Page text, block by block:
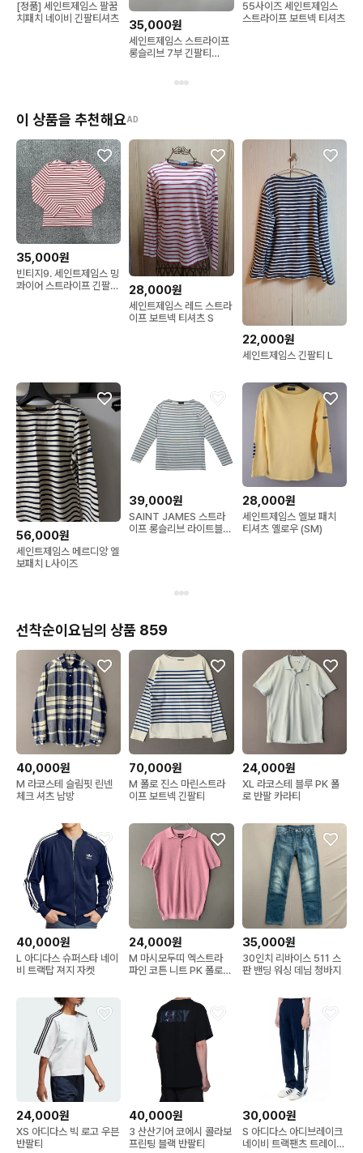
[정품] 세인트제임스 팔꿈
치패치 네이비 긴팔티셔츠
35,000원
세인트제임스 스트라이프
롱슬리브 7부 긴팔티
55사이즈 세인트제임스
스트라이프 보트넥 티셔츠
이 상품을 추천해요AD
35,000원
빈티지9. 세인트제임스 밍
콰이어 스트라이프 긴팔
28,000원
세인트제임스 레드 스트라
이프 보트넥 티셔츠 S
22,000원
세인트제임스 긴팔티 L
56,000원
세인트제임스 메르디앙 엘
보패치 L사이즈
39,000원
SAINT JAMES 스트라
이프 롱슬리브 라이트블루
28,000원
세인트제임스 엘보 패치
티셔츠 옐로우 (SM)
선착순이요님의 상품 859
40,000원
M 라코스테 슬림핏 린넨
체크 셔츠 남방
70,000원
M 폴로 진스 마린스트라
이프 보트넥 긴팔티
24,000원
XL 라코스테 블루 PK 폴
로 반팔 카라티
40,000원
L 아디다스 슈퍼스타 네이
비 트랙탑 져지 자켓
24,000원
M 마시모두띠 엑스트라
파인 코튼 니트 PK 폴로
35,000원
30인치 리바이스 511 스
판 밴딩 워싱 데님 청바지
24,000원
XS 아디다스 빅 로고 우븐
반팔티
40,000원
3 산산기어 코에시 콜라보
프린팅 블랙 반팔티
30,000원
S 아디다스 아디브레이크
네이비 트랙팬츠 트레이닝